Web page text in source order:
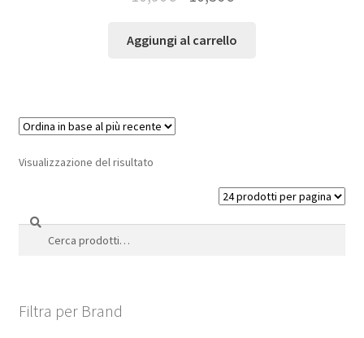
Aggiungi al carrello
Visualizzazione del risultato
Cerca:
Cerca
Filtra per Brand